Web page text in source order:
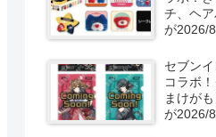
チ、ヘ
が2026/
セブンイ
コラボ
まけが
が2026/